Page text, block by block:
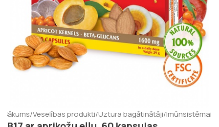
Sākums/Veselības produkti/Uztura bagātinātāji/Imūnsistēmai